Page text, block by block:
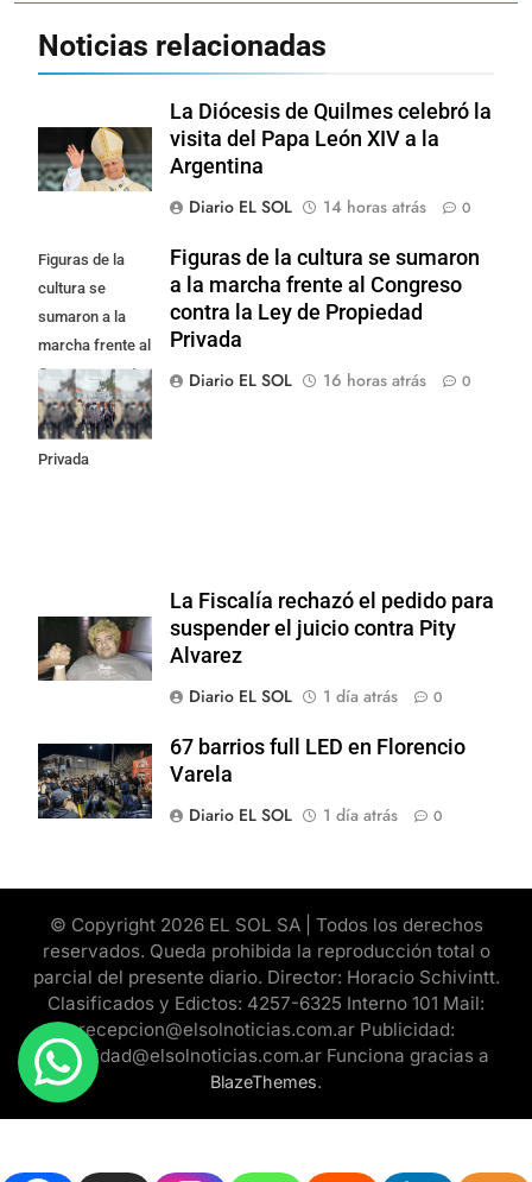
Noticias relacionadas
La Diócesis de Quilmes celebró la
visita del Papa León XIV a la
Argentina
Diario EL SOL
14 horas atrás 0
Figuras de la
cultura se
sumaron a la
marcha frente al
Congreso contra
la Ley de
Propiedad
Privada
Figuras de la cultura se sumaron
a la marcha frente al Congreso
contra la Ley de Propiedad
Privada
Diario EL SOL
16 horas atrás 0
La Fiscalía rechazó el pedido para
suspender el juicio contra Pity
Alvarez
Diario EL SOL
1 día atrás 0
67 barrios full LED en Florencio
Varela
Diario EL SOL
1 día atrás 0
© Copyright 2026 EL SOL SA | Todos los derechos
reservados. Queda prohibida la reproducción total o
parcial del presente diario. Director: Horacio Schivintt.
Clasificados y Edictos: 4257-6325 Interno 101 Mail:
recepcion@elsolnoticias.com.ar Publicidad:
publicidad@elsolnoticias.com.ar Funciona gracias a
BlazeThemes.